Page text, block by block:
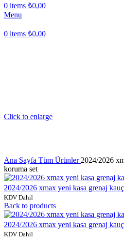
0 items ₺0,00
Menu
0 items ₺0,00
Click to enlarge
Ana Sayfa Tüm Ürünler 2024/2026
koruma set
2024/2026 xmax yeni kasa grenaj
KDV Dahil
Back to products
2024/2026 xmax yeni kasa grenaj
KDV Dahil